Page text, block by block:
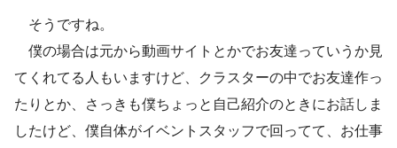
そうですね。
僕の場合は元から動画サイトとかでお友達っていうか見
てくれてる人もいますけど、クラスターの中でお友達作っ
たりとか、さっきも僕ちょっと自己紹介のときにお話しま
したけど、僕自体がイベントスタッフで回ってて、お仕事